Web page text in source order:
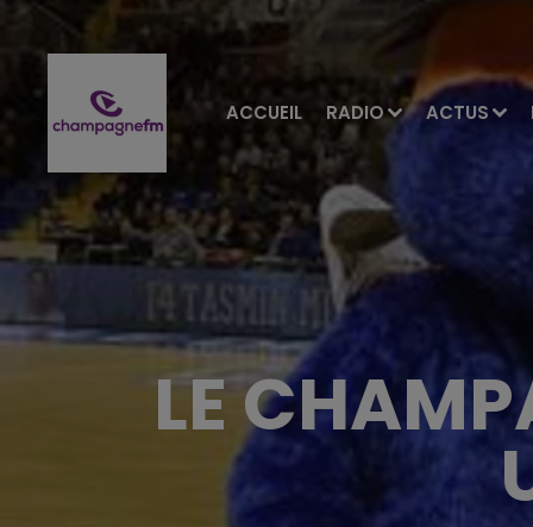
ACCUEIL RADIO ACTUS
LE